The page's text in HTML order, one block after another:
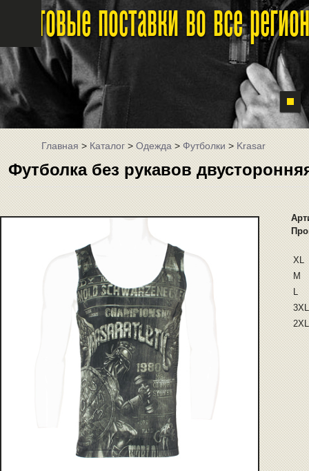
Оптовые поставки во все
Главная>Каталог>Одежда>Футболки>Krasar
Футболка без рукавов
XL
M
L
3XL
2XL